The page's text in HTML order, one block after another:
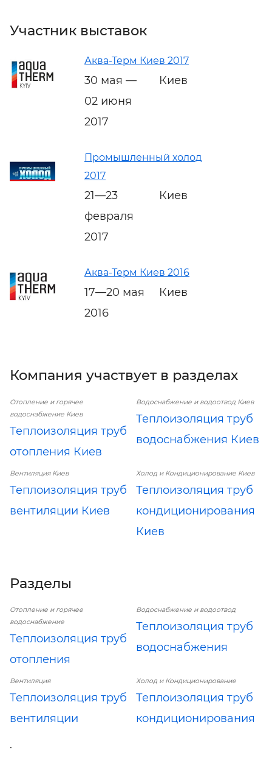
Участник выставок
Аква-Терм Киев 2017
30 мая —
02 июня
2017
Киев
Промышленный холод
2017
21—23
февраля
2017
Киев
Аква-Терм Киев 2016
17—20 мая
2016
Киев
Компания участвует в разделах
Отопление и горячее
водоснабжение Киев
Теплоизоляция труб
отопления Киев
Водоснабжение и водоотвод Киев
Теплоизоляция труб
водоснабжения Киев
Вентиляция Киев
Теплоизоляция труб
вентиляции Киев
Холод и Кондиционирование Киев
Теплоизоляция труб
кондиционирования
Киев
Разделы
Отопление и горячее
водоснабжение
Теплоизоляция труб
отопления
Водоснабжение и водоотвод
Теплоизоляция труб
водоснабжения
Вентиляция
Теплоизоляция труб
вентиляции
Холод и Кондиционирование
Теплоизоляция труб
кондиционирования
.